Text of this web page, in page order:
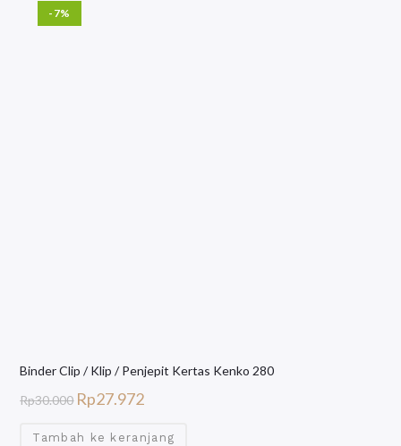
-7%
Binder Clip / Klip / Penjepit Kertas Kenko 280
Rp30.000 Rp27.972
Tambah ke keranjang